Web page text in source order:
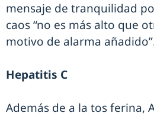
mensaje de tranquilidad
caos “no es más alto que
motivo de alarma
Hepatitis C
Además de a la tos ferina,